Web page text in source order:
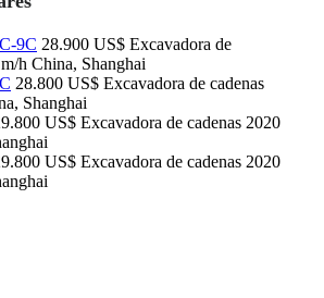
9C 28.900 US$ Excavadora de
h China, Shanghai
28.800 US$ Excavadora de cadenas
Shanghai
US$ Excavadora de cadenas 2020
US$ Excavadora de cadenas 2020